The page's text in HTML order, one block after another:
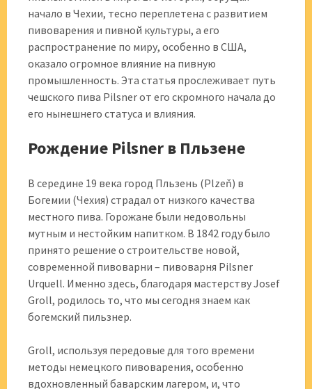
начало в Чехии, тесно переплетена с развитием
пивоварения и пивной культуры, а его
распространение по миру, особенно в США,
оказало огромное влияние на пивную
промышленность. Эта статья прослеживает путь
чешского пива Pilsner от его скромного начала до
его нынешнего статуса и влияния.
Рождение Pilsner в Пльзене
В середине 19 века город Пльзень (Plzeň) в
Богемии (Чехия) страдал от низкого качества
местного пива. Горожане были недовольны
мутным и нестойким напитком. В 1842 году было
принято решение о строительстве новой,
современной пивоварни – пивоварня Pilsner
Urquell. Именно здесь, благодаря мастерству Josef
Groll, родилось то, что мы сегодня знаем как
богемский пильзнер.
Groll, используя передовые для того времени
методы немецкого пивоварения, особенно
вдохновленный баварским лагером, и, что